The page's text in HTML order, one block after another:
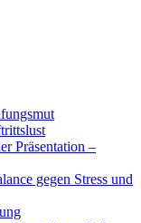
Präsentation –
gegen Stress und